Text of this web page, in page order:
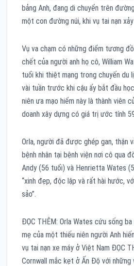
bảng Anh, đang di chuyển trên
một con đường núi, khi vụ tai nạn
Vụ va chạm có những điểm tương
chết của người anh họ cô, William
tuổi khi thiệt mạng trong chuyến du
vài tuần trước khi cậu ấy bắt đầu
niên ưa mạo hiểm này là thành viên
doanh xây dựng có giá trị ước tính
Orla, người đã được ghép gan, thận
bệnh nhân tại bệnh viện nơi cô qua
Andy (56 tuổi) và Henrietta Wates
“xinh đẹp, độc lập và rất hài hước,
sảo”.
ĐỌC THÊM: Orla Wates cứu sống
mẹ của một thiếu niên người Anh
vụ tai nạn xe máy ở Việt Nam ĐỌC
Cornwall mắc kẹt ở Ấn Độ với